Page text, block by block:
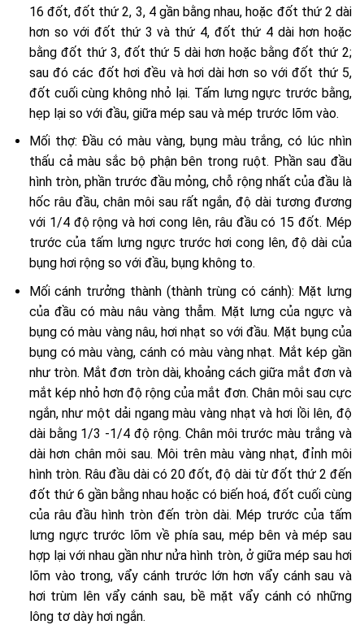
16 đốt, đốt thứ 2, 3, 4 gần bằng nhau, hoặc đốt thứ 2 dài
hơn so với đốt thứ 3 và thứ 4, đốt thứ 4 dài hơn hoặc
bằng đốt thứ 3, đốt thứ 5 dài hơn hoặc bằng đốt thứ 2;
sau đó các đốt hơi đều và hơi dài hơn so với đốt thứ 5,
đốt cuối cùng không nhỏ lại. Tấm lưng ngực trước bằng,
hẹp lại so với đầu, giữa mép sau và mép trước lõm vào.
Mối thợ: Đầu có màu vàng, bụng màu trắng, có lúc nhìn
thấu cả màu sắc bộ phận bên trong ruột. Phần sau đầu
hình tròn, phần trước đầu mỏng, chỗ rộng nhất của đầu là
hốc râu đầu, chân môi sau rất ngắn, độ dài tương đương
với 1/4 độ rộng và hơi cong lên, râu đầu có 15 đốt. Mép
trước của tấm lưng ngực trước hơi cong lên, độ dài của
bụng hơi rộng so với đầu, bụng không to.
Mối cánh trưởng thành (thành trùng có cánh): Mặt lưng
của đầu có màu nâu vàng thẫm. Mặt lưng của ngực và
bụng có màu vàng nâu, hơi nhạt so với đầu. Mặt bụng của
bụng có màu vàng, cánh có màu vàng nhạt. Mắt kép gần
như tròn. Mắt đơn tròn dài, khoảng cách giữa mắt đơn và
mắt kép nhỏ hơn độ rộng của mắt đơn. Chân môi sau cực
ngắn, như một dải ngang màu vàng nhạt và hơi lồi lên, độ
dài bằng 1/3 -1/4 độ rộng. Chân môi trước màu trắng và
dài hơn chân môi sau. Môi trên màu vàng nhạt, đỉnh môi
hình tròn. Râu đầu dài có 20 đốt, độ dài từ đốt thứ 2 đến
đốt thứ 6 gần bằng nhau hoặc có biến hoá, đốt cuối cùng
của râu đầu hình tròn đến tròn dài. Mép trước của tấm
lưng ngực trước lõm về phía sau, mép bên và mép sau
hợp lại với nhau gần như nửa hình tròn, ở giữa mép sau hơi
lõm vào trong, vẩy cánh trước lớn hơn vẩy cánh sau và
hơi trùm lên vẩy cánh sau, bề mặt vẩy cánh có những
lông tơ dày hơi ngắn.